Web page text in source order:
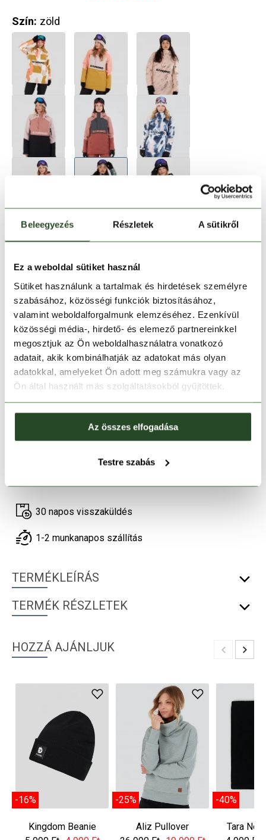
Beleegyezés Részletek A sütikről
Ez a weboldal sütiket használ
Sütiket használunk a tartalmak és hirdetések személyre
szabásához, közösségi funkciók biztosításához,
valamint weboldalforgalmunk elemzéséhez. Ezenkívül
közösségi média-, hirdető- és elemező partnereinkkel
megosztjuk az Ön weboldalhasználatra vonatkozó
adatait, akik kombinálhatják az adatokat más olyan
adatokkal, amelyeket Ön adott meg számukra vagy az
Ön által használt más szolgáltatásokból gyűjtöttek.
Az összes elfogadása
Testre szabás
TERMÉKLEÍRÁS
TERMÉK RÉSZLETEK
Szín: zöld
Méret: Mérettáblázat
XS S M XL
Kosárba teszem
Melyik üzletben elérhető|
30 napos visszaküldés
1-2 munkanapos szállítás
HOZZÁ AJÁNLJUK
-16%
Kingdom Beanie
-25%
Aliz Pullover
-40%
Tara